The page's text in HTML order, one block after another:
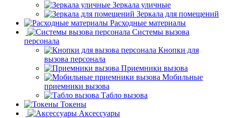
Зеркала уличные
Зеркала для помещений
Расходные материалы
Системы вызова
персонала
Кнопки для
вызова персонала
Приемники вызова
Мобильные
приемники вызова
Табло вызова
Токены
Аксессуары